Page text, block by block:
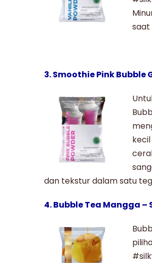
saat
3. Smoothie Pink Bubble
dan tekstur dalam satu
4. Bubble Tea Mangga